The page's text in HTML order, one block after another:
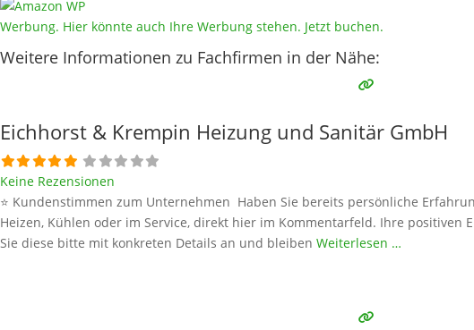
Werbung. Hier könnte auch Ihre Werbung stehen. Jetzt buchen.
Weitere Informationen zu Fachfirmen in der Nähe:
Eichhorst & Krempin Heizung und Sanitär GmbH
Keine Rezensionen
⭐ Kundenstimmen zum Unternehmen Haben Sie bereits persönliche
Heizen, Kühlen oder im Service, direkt hier im Kommentarfeld. Ihre
Sie diese bitte mit konkreten Details an und bleiben Weiterlesen …